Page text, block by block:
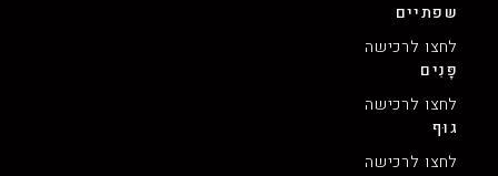
שפתיים
לחצו לרכישה
פָּנִים
לחצו לרכישה
גוּף
לחצו לרכישה